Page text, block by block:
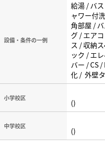
設備・条件の一例
給湯 / バ
ャワー付
角部屋 /
グ / エア
ス / 収納
ック / エ
バー / CS
化 / 外壁
小学校区 ()
中学校区 ()